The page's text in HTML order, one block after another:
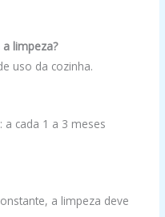
limpeza?
uso da cozinha.
cada 1 a 3 meses
a limpeza deve